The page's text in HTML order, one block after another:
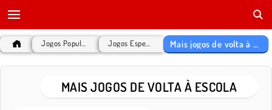
Mais jogos de volta à escola
MAIS JOGOS DE VOLTA À ESCOLA